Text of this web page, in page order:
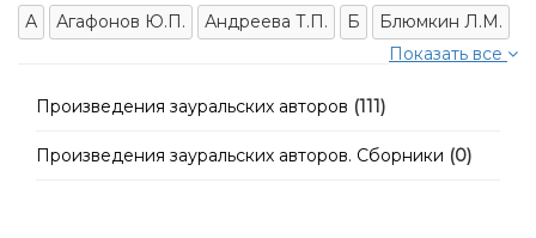
А Агафонов Ю.П. Андреева Т.П. Б
Блюмкин Л.М.
Показать все
Произведения зауральских авторов (111)
Произведения зауральских авторов. Сборники (0)